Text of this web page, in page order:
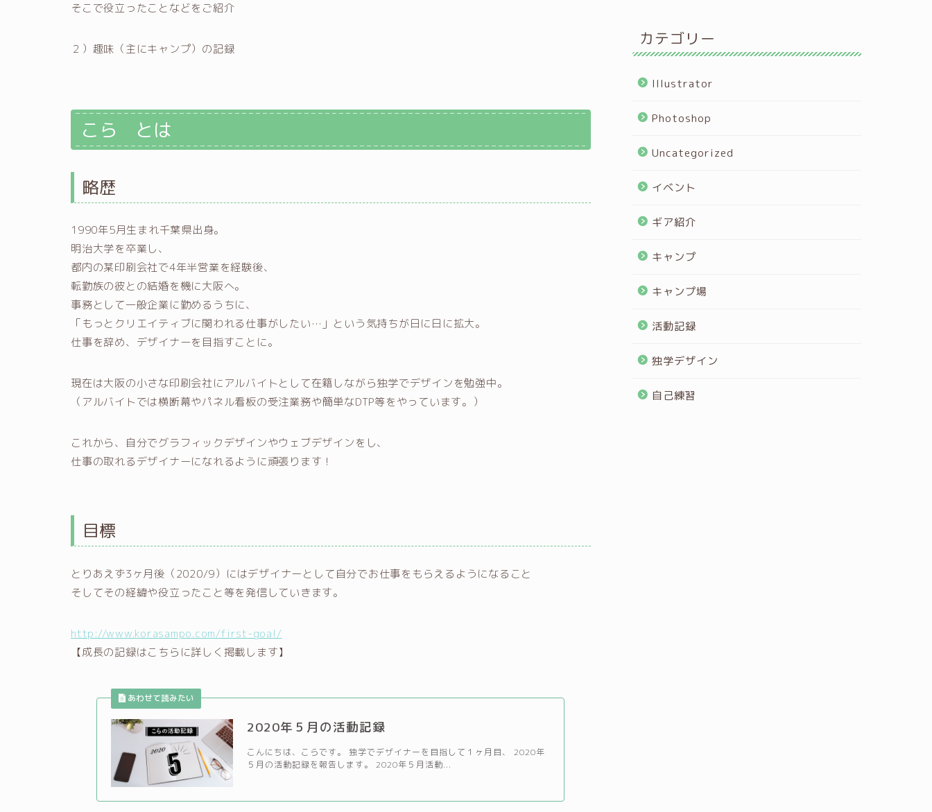
そこで役立ったことなどをご紹介
２）趣味（主にキャンプ）の記録
こら とは
略歴
1990年5月生まれ千葉県出身。
明治大学を卒業し、
都内の某印刷会社で4年半営業を経験後、
転勤族の彼との結婚を機に大阪へ。
事務として一般企業に勤めるうちに、
「もっとクリエイティブに関われる仕事がしたい…」という気持ちが日に日に拡大。
仕事を辞め、デザイナーを目指すことに。
現在は大阪の小さな印刷会社にアルバイトとして在籍しながら独学でデザインを勉強中。
（アルバイトでは横断幕やパネル看板の受注業務や簡単なDTP等をやっています。）
これから、自分でグラフィックデザインやウェブデザインをし、
仕事の取れるデザイナーになれるように頑張ります！
目標
とりあえず3ヶ月後（2020/9）にはデザイナーとして自分でお仕事をもらえるようになること
そしてその経緯や役立ったこと等を発信していきます。
http://www.korasampo.com/first-goal/
【成長の記録はこちらに詳しく掲載します】
2020年５月の活動記録
こんにちは、こらです。 独学でデザイナーを目指して１ヶ月目、 2020年
５月の活動記録を報告します。 2020年５月活動...
カテゴリー
Illustrator
Photoshop
Uncategorized
イベント
ギア紹介
キャンプ
キャンプ場
活動記録
独学デザイン
自己練習